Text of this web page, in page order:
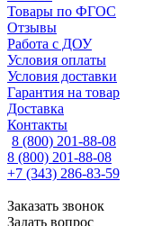
Товары по ФГОС
Отзывы
Работа с ДОУ
Условия оплаты
Условия доставки
Гарантия на товар
Доставка
Контакты
8 (800) 201-88-08
8 (800) 201-88-08
+7 (343) 286-83-59
Заказать звонок
Задать вопрос